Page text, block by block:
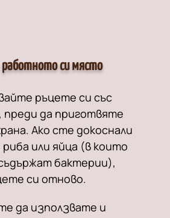
си място
ръцете си със
преди да приготвяте
Ако сте докоснали
или яйца (в които
бактерии),
си отново.
да използвате и